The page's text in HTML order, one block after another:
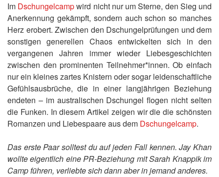
Im Dschungelcampwird nicht nur um Sterne, den Sieg und
Anerkennung gekämpft, sondern auch schon so manches
Herz erobert. Zwischen den Dschungelprüfungen und dem
sonstigen generellen Chaos entwickelten sich in den
vergangenen Jahren immer wieder Liebesgeschichten
zwischen den prominenten Teilnehmer*innen. Ob einfach
nur ein kleines zartes Knistern oder sogar leidenschaftliche
Gefühlsausbrüche, die in einer langjährigen Beziehung
endeten – im australischen Dschungel flogen nicht selten
die Funken. In diesem Artikel zeigen wir die die schönsten
Romanzen und Liebespaare aus dem Dschungelcamp.
Das erste Paar solltest du auf jeden Fall kennen. Jay Khan
wollte eigentlich eine PR-Beziehung mit Sarah Knappik im
Camp führen, verliebte sich dann aber in jemand anderes.